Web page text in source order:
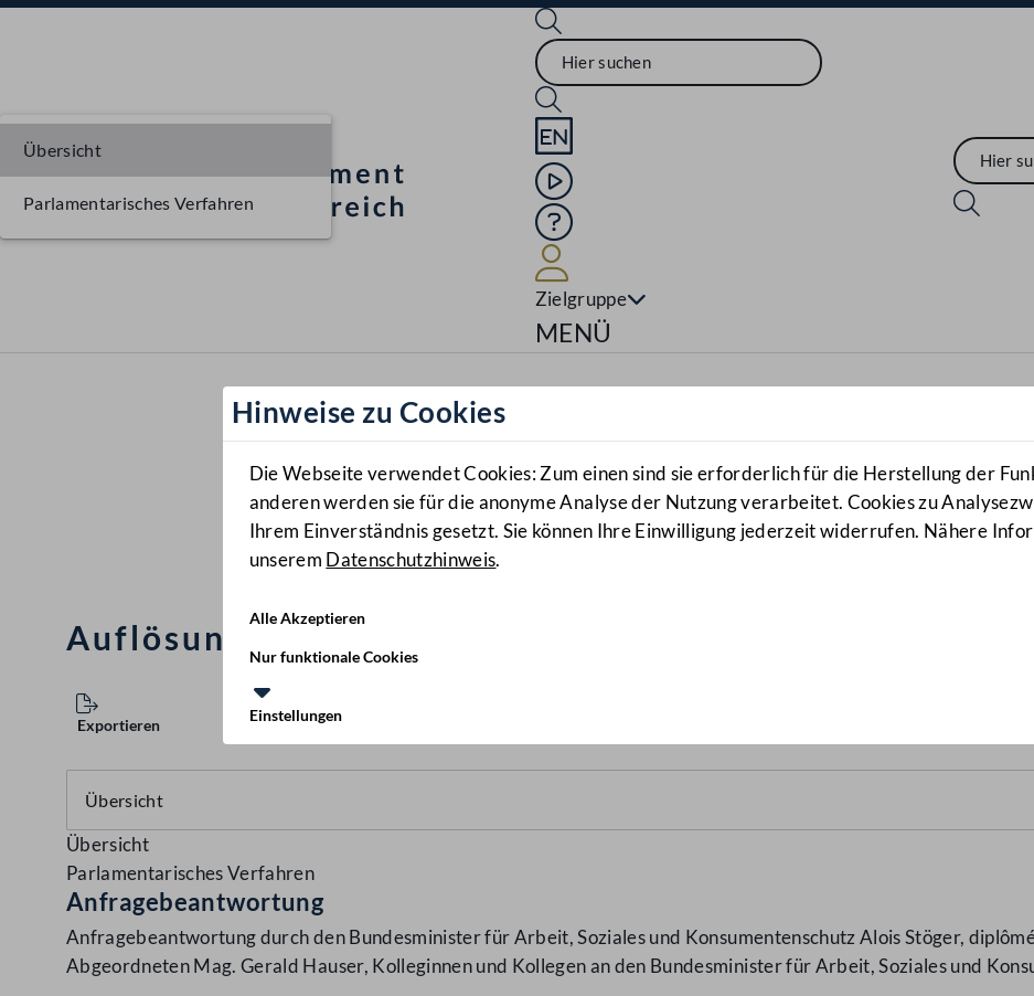
Sprache English
Mediathek
Hilfe
Zielgruppe
Navigationsmenü öffnen
MENÜ
Hinweise zu Cookies
Die Webseite verwendet Cookies: Zum einen sind sie erforderlich für die Herstellung der
anderen werden sie für die anonyme Analyse der Nutzung verarbeitet. Cookies zu
Ihrem Einverständnis gesetzt. Sie können Ihre Einwilligung jederzeit widerrufen. Nähere
unserem Datenschutzhinweis.
Alle Akzeptieren
Nur funktionale Cookies
Einstellungen
Auflösungsabgabe
Exportieren
Übersicht
Parlamentarisches Verfahren
Übersicht
Parlamentarisches Verfahren
Anfragebeantwortung
Anfragebeantwortung durch den Bundesminister für Arbeit, Soziales und Konsumentenschutz Alois Stöger,
Abgeordneten Mag. Gerald Hauser, Kolleginnen und Kollegen an den Bundesminister für Arbeit, Soziales und